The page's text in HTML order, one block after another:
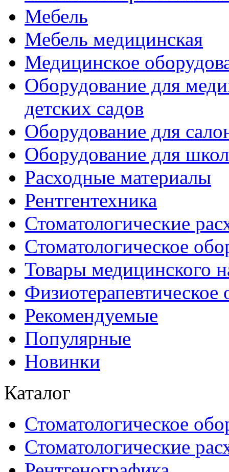
Мебель
Мебель медицинская
Медицинское
Оборудование для
детских садов
Оборудование для
Оборудование для
Расходные материалы
Рентгентехника
Стоматологические
Стоматологическое
Товары медицинского
Физиотерапевтическое
Рекомендуемые
Популярные
Новинки
Каталог
Стоматологическое
Стоматологические